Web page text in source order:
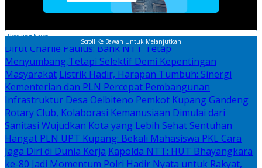
Scroll Ke Bawah Untuk Melanjutkan
Breaking News
Dirut Charlie Paulus: Bank NTT Tetap
Menyumbang,Tetapi Selektif Demi Kepentingan
Masyarakat Listrik Hadir, Harapan Tumbuh: Sinergi
Kementerian dan PLN Percepat Pembangunan
Infrastruktur Desa Oelbiteno Pemkot Kupang Gandeng
Rotary Club, Kolaborasi Kemanusiaan Dimulai dari
Sanitasi Wujudkan Kota yang Lebih Sehat Sentuhan
Hangat PLN UPT Kupang: Bekali Mahasiswa PKL Cara
Jaga Diri di Dunia Kerja Kapolda NTT: HUT Bhayangkara
ke-80 Jadi Momentum Polri Hadir Nyata untuk Rakyat,